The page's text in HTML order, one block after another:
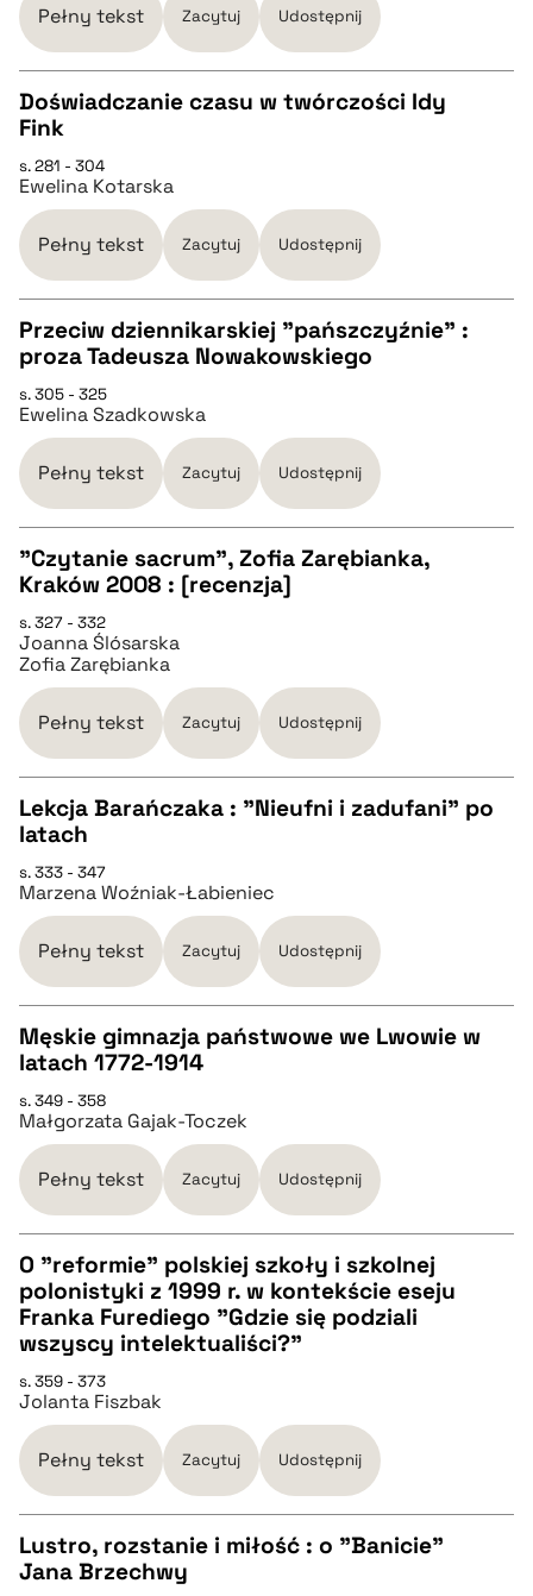
BIBTEX
pobierz cytat
Pełny tekst Zacytuj Udostępnij
pobierz cytat
BIBTEX
pobierz cytat
Doświadczanie czasu w twórczości Idy
Fink
s. 281 - 304
Ewelina Kotarska
Pełny tekst Zacytuj Udostępnij
pobierz cytat
BIBTEX
pobierz cytat
Przeciw dziennikarskiej "pańszczyźnie" :
proza Tadeusza Nowakowskiego
s. 305 - 325
Ewelina Szadkowska
Pełny tekst Zacytuj Udostępnij
pobierz cytat
pobierz cytat
"Czytanie sacrum", Zofia Zarębianka,
Kraków 2008 : [recenzja]
s. 327 - 332
Joanna Ślósarska
Zofia Zarębianka
Pełny tekst Zacytuj Udostępnij
pobierz cytat
BIBTEX
pobierz cytat
Lekcja Barańczaka : "Nieufni i zadufani" po
latach
s. 333 - 347
Marzena Woźniak-Łabieniec
Pełny tekst Zacytuj Udostępnij
pobierz cytat
BIBTEX
pobierz cytat
Męskie gimnazja państwowe we Lwowie w
latach 1772-1914
s. 349 - 358
Małgorzata Gajak-Toczek
Pełny tekst Zacytuj Udostępnij
CZYSTY TEKST
pobierz cytat
BIBTEX
pobierz cytat
O "reformie" polskiej szkoły i szkolnej
polonistyki z 1999 r. w kontekście eseju
Franka Furediego "Gdzie się podziali
wszyscy intelektualiści?"
s. 359 - 373
Jolanta Fiszbak
Pełny tekst Zacytuj Udostępnij
Lustro, rozstanie i miłość : o "Banicie"
Jana Brzechwy